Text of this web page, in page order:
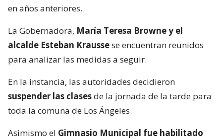
en años anteriores.
La Gobernadora, María Teresa Browne y el
alcalde Esteban Kraussese encuentran reunidos
para analizar las medidas a seguir.
En la instancia, las autoridades decidieron
suspender las clasesde la jornada de la tarde para
toda la comuna de Los Ángeles.
Asimismo el Gimnasio Municipal fue habilitado